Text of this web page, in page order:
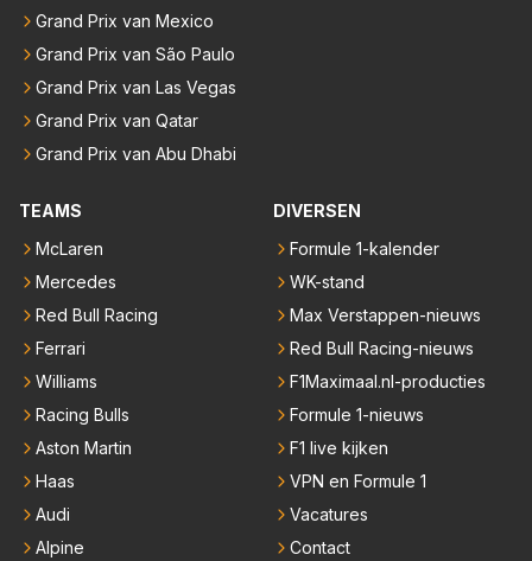
Grand Prix van Mexico
Grand Prix van São Paulo
Grand Prix van Las Vegas
Grand Prix van Qatar
Grand Prix van Abu Dhabi
TEAMS
McLaren
Mercedes
Red Bull Racing
Ferrari
Williams
Racing Bulls
Aston Martin
Haas
Audi
Alpine
DIVERSEN
Formule 1-kalender
WK-stand
Max Verstappen-nieuws
Red Bull Racing-nieuws
F1Maximaal.nl-producties
Formule 1-nieuws
F1 live kijken
VPN en Formule 1
Vacatures
Contact